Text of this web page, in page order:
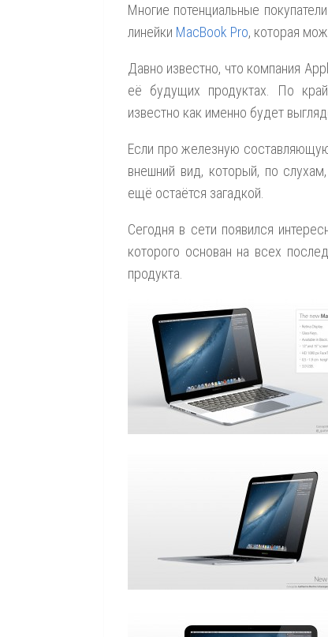
Многие потенциальные
линейки MacBook Pro, которая
Давно известно, что компания
её будущих продуктах. По
известно как именно будет
Если про железную
внешний вид, который, по
ещё остаётся загадкой.
Сегодня в сети появился
которого основан на всех
продукта.